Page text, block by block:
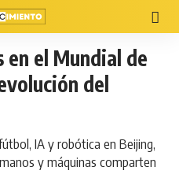
el Mundial de
del
IA y robótica en Beijing,
y máquinas comparten